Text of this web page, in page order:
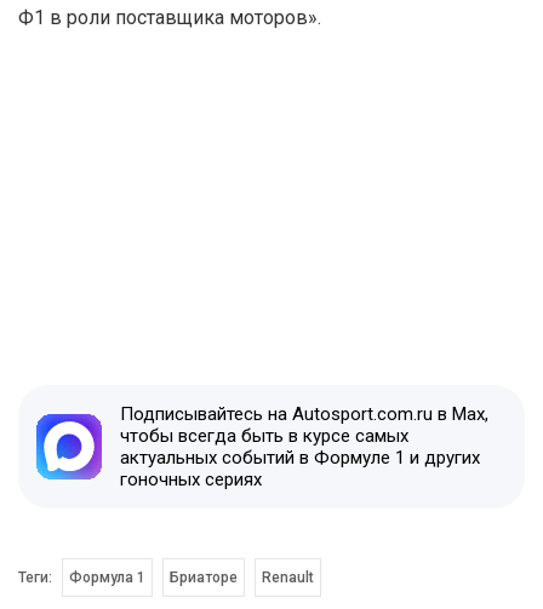
Ф1 в роли поставщика моторов».
Подписывайтесь на Autosport.com.ru в Max,
чтобы всегда быть в курсе самых
актуальных событий в Формуле 1 и других
гоночных сериях
Теги: Формула 1 Бриаторе Renault